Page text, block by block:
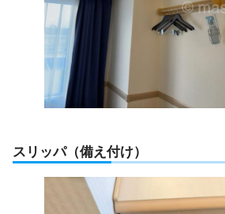
スリッパ（備え付け）